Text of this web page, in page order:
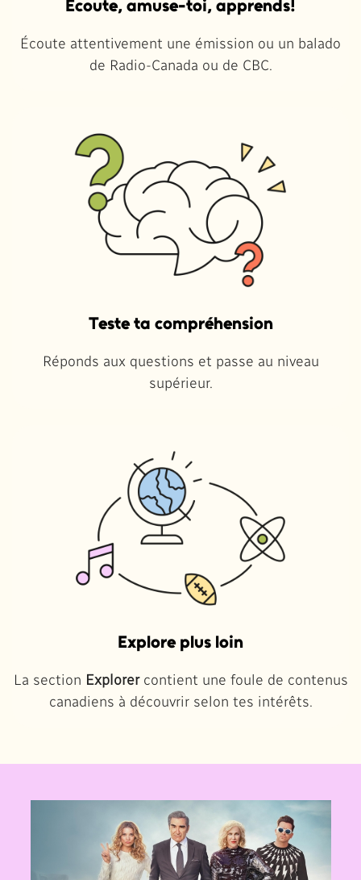
Écoute, amuse-toi, apprends!
Écoute attentivement une émission ou un balado
de Radio-Canada ou de CBC.
Teste ta compréhension
Réponds aux questions et passe au niveau
supérieur.
Explore plus loin
La section Explorer contient une foule de contenus
canadiens à découvrir selon tes intérêts.